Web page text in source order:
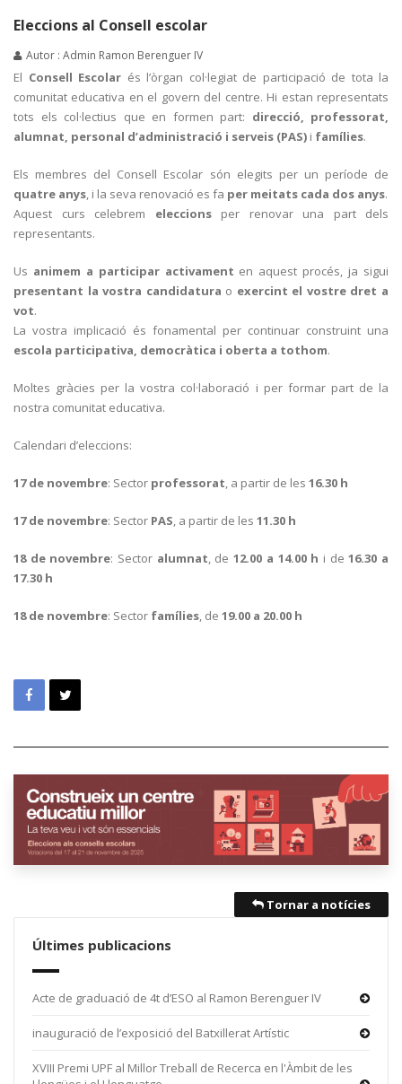
Eleccions al Consell escolar
Autor : Admin Ramon Berenguer IV
El Consell Escolar és l’òrgan col·legiat de participació de tota la
comunitat educativa en el govern del centre. Hi estan representats
tots els col·lectius que en formen part: direcció, professorat,
alumnat, personal d’administració i serveis (PAS) i famílies.
Els membres del Consell Escolar són elegits per un període de
quatre anys, i la seva renovació es fa per meitats cada dos anys.
Aquest curs celebrem eleccionsper renovar una part dels
representants.
Us animem a participar activament en aquest procés, ja sigui
presentant la vostra candidatura o exercint el vostre dret a
vot.
La vostra implicació és fonamental per continuar construint una
escola participativa, democràtica i oberta a tothom.
Moltes gràcies per la vostra col·laboració i per formar part de la
nostra comunitat educativa.
Calendari d’eleccions:
17 de novembre: Sector professorat, a partir de les 16.30 h
17 de novembre: Sector PAS, a partir de les 11.30 h
18 de novembre: Sector alumnat, de12.00 a 14.00 h i de16.30 a
17.30 h
18 de novembre: Sector famílies, de 19.00 a 20.00 h
Tornar a notícies
Últimes publicacions
Acte de graduació de 4t d’ESO al Ramon Berenguer IV
inauguració de l’exposició del Batxillerat Artístic
XVIII Premi UPF al Millor Treball de Recerca en l'Àmbit de les